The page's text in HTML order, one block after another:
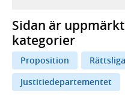
Sidan är
kategorier
Proposition
Justitiedepartementet